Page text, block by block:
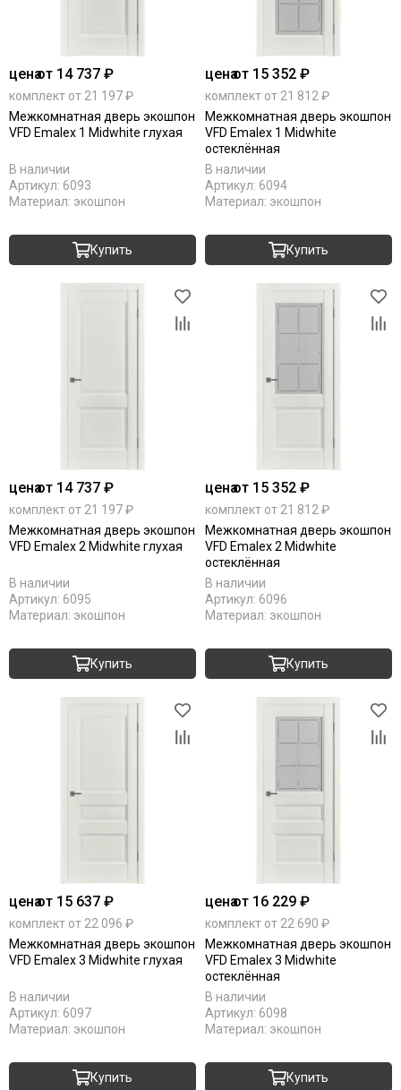
ценаот 14 737 ₽
комплект от 21 197 ₽
Межкомнатная дверь экошпон
VFD Emalex 1 Midwhite глухая
В наличии
Артикул: 6093
Материал: экошпон
Купить
ценаот 15 352 ₽
комплект от 21 812 ₽
Межкомнатная дверь экошпон
VFD Emalex 1 Midwhite
остеклённая
В наличии
Артикул: 6094
Материал: экошпон
Купить
ценаот 14 737 ₽
комплект от 21 197 ₽
Межкомнатная дверь экошпон
VFD Emalex 2 Midwhite глухая
В наличии
Артикул: 6095
Материал: экошпон
Купить
ценаот 15 352 ₽
комплект от 21 812 ₽
Межкомнатная дверь экошпон
VFD Emalex 2 Midwhite
остеклённая
В наличии
Артикул: 6096
Материал: экошпон
Купить
ценаот 15 637 ₽
комплект от 22 096 ₽
Межкомнатная дверь экошпон
VFD Emalex 3 Midwhite глухая
В наличии
Артикул: 6097
Материал: экошпон
Купить
ценаот 16 229 ₽
комплект от 22 690 ₽
Межкомнатная дверь экошпон
VFD Emalex 3 Midwhite
остеклённая
В наличии
Артикул: 6098
Материал: экошпон
Купить